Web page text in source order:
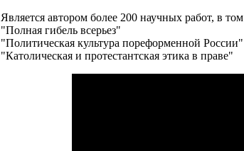
Является автором более 200 научных работ, в
"Полная гибель всерьез"
"Политическая культура пореформенной России"
"Католическая и протестантская этика в праве"